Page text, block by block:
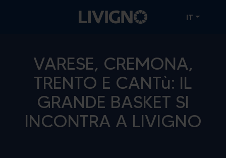
IT
VARESE, CREMONA,
TRENTO E CANTù: IL
GRANDE BASKET SI
INCONTRA A LIVIGNO